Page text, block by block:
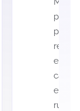
cada
es
ruta